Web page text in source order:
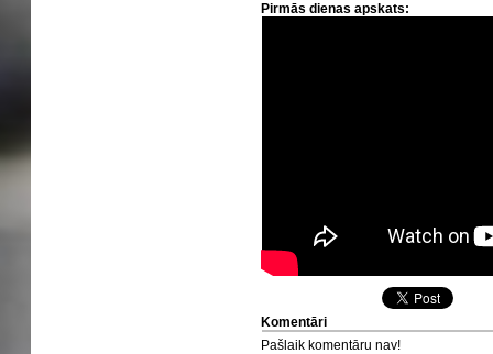
Pirmās dienas apskats:
Komentāri
Pašlaik komentāru nav!